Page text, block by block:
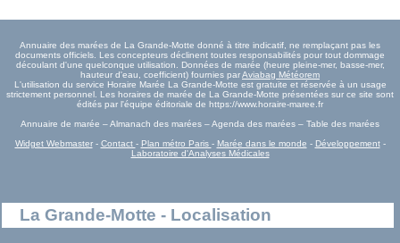
Annuaire des marées de La Grande-Motte donné à titre indicatif, ne remplaçant pas les
documents officiels. Les concepteurs déclinent toutes responsabilités pour tout dommage
découlant d'une quelconque utilisation. Données de marée (heure pleine-mer, basse-mer,
hauteur d'eau, coefficient) fournies parAviabag Météorem
L'utilisation du service Horaire Marée La Grande-Motte est gratuite et réservée à un usage
strictement personnel. Les horaires de marée de La Grande-Motte présentées sur ce site sont
édités par l'équipe éditoriale de https://www.horaire-maree.fr
Annuaire de marée – Almanach des marées – Agenda des marées – Table des marées
Widget Webmaster- Contact - Plan métro Paris - Marée dans le monde - Développement-
Laboratoire d'Analyses Médicales
La Grande-Motte - Localisation